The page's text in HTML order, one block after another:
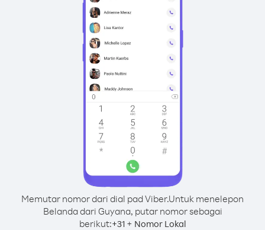
Memutar nomor dari dial pad Viber.Untuk menelepon
Belanda dari Guyana, putar nomor sebagai
berikut:+31+ Nomor Lokal